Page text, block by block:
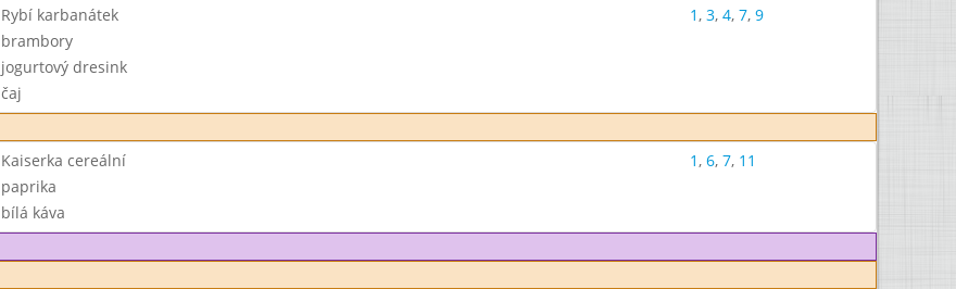
Rybí karbanátek 1, 3, 4, 7, 9
brambory
jogurtový dresink
čaj
Kaiserka cereální 1, 6, 7, 11
paprika
bílá káva